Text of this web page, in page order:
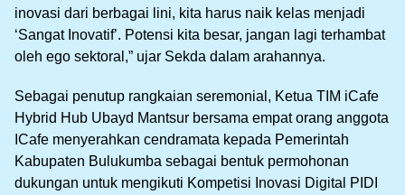
inovasi dari berbagai lini, kita harus naik kelas menjadi
‘Sangat Inovatif’. Potensi kita besar, jangan lagi terhambat
oleh ego sektoral,” ujar Sekda dalam arahannya.
Sebagai penutup rangkaian seremonial, Ketua TIM iCafe
Hybrid Hub Ubayd Mantsur bersama empat orang anggota
ICafe menyerahkan cendramata kepada Pemerintah
Kabupaten Bulukumba sebagai bentuk permohonan
dukungan untuk mengikuti Kompetisi Inovasi Digital PIDI